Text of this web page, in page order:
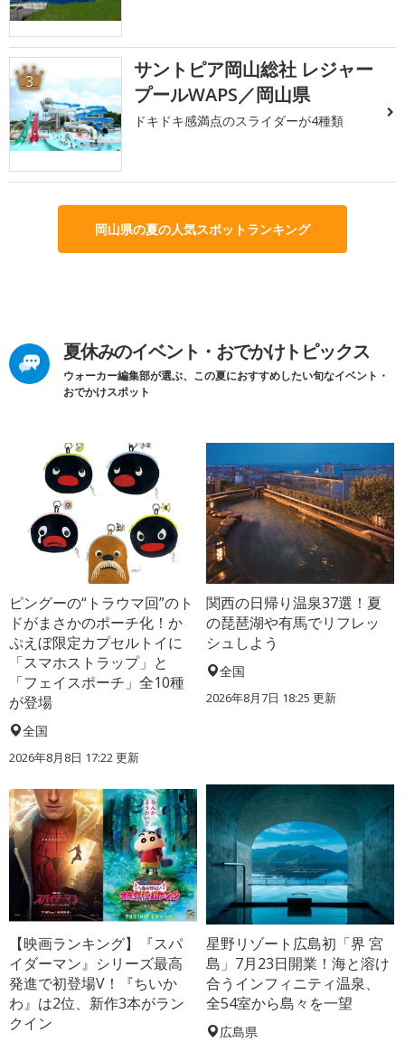
3
サントピア岡山総社 レジャー
プールWAPS／岡山県
ドキドキ感満点のスライダーが4種類
岡山県の夏の人気スポットランキング
夏休みのイベント・おでかけトピックス
ウォーカー編集部が選ぶ、この夏におすすめしたい旬なイベント・
おでかけスポット
ピングーの“トラウマ回”のト
ドがまさかのポーチ化！か
ぷえぼ限定カプセルトイに
「スマホストラップ」と
「フェイスポーチ」全10種
が登場
全国
2026年8月8日 17:22更新
関西の日帰り温泉37選！夏
の琵琶湖や有馬でリフレッ
シュしよう
全国
2026年8月7日 18:25 更新
【映画ランキング】『スパ
イダーマン』シリーズ最高
発進で初登場V！『ちいか
わ』は2位、新作3本がラン
クイン
星野リゾート広島初「界 宮
島」7月23日開業！海と溶け
合うインフィニティ温泉、
全54室から島々を一望
広島県